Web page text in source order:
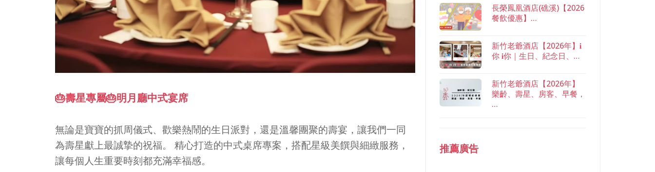
🎂壽星專屬🎂明月廳中式宴席
無論是寶寶的抓周儀式、歡樂熱鬧的生日派對，還是溫馨團聚的壽宴，讓我們一同
為壽星獻上最誠摯的祝福。 精心打造的中式桌席專案，搭配星級美饌與細緻服務，
讓每個人生重要時刻都充滿幸福感。
長榮鳳凰酒店(礁溪)【2026
餐飲優惠】…
新竹老爺酒店【2026年】𝐢
你 𝐢你｜生日、紀念日、…
新竹老爺酒店【2026年】
樂齡、壽星、房客、早餐，
…
推薦廣告